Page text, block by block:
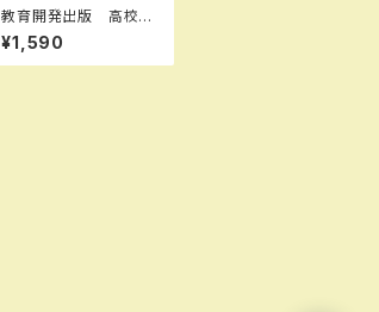
教育開発出版 高校リ
ード問題集 数学 I , A
2026年度版 各科
目（選択ください） 新
¥1,590